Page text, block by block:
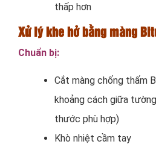
thấp hơn
Xử lý khe hở bằng màng
Chuẩn bị:
Cắt màng chống thấm
khoảng cách giữa
thước phù hợp)
Khò nhiệt cầm tay